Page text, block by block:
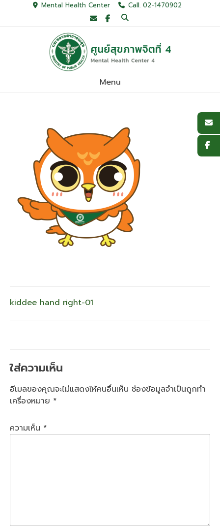
Mental Health Center Call. 02-1470902
Menu
แนะแนว
kiddee hand right-01
ใส่ความเห็น
อีเมลของคุณจะไม่แสดงให้คนอื่นเห็น ช่องข้อมูลจำเป็นถูกทำ
เครื่องหมาย *
ความเห็น *